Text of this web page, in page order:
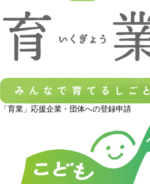
「育業」応援企業・団体への登録申請